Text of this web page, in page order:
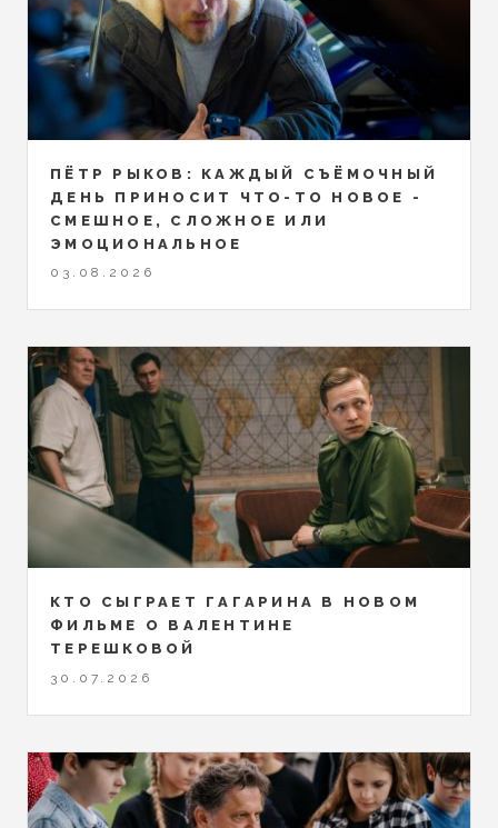
ПЁТР РЫКОВ: КАЖДЫЙ СЪЁМОЧНЫЙ
ДЕНЬ ПРИНОСИТ ЧТО-ТО НОВОЕ -
СМЕШНОЕ, СЛОЖНОЕ ИЛИ
ЭМОЦИОНАЛЬНОЕ
03.08.2026
КТО СЫГРАЕТ ГАГАРИНА В НОВОМ
ФИЛЬМЕ О ВАЛЕНТИНЕ
ТЕРЕШКОВОЙ
30.07.2026